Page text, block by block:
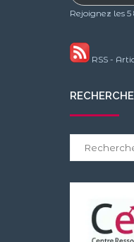
Rejoignez les
RSS -